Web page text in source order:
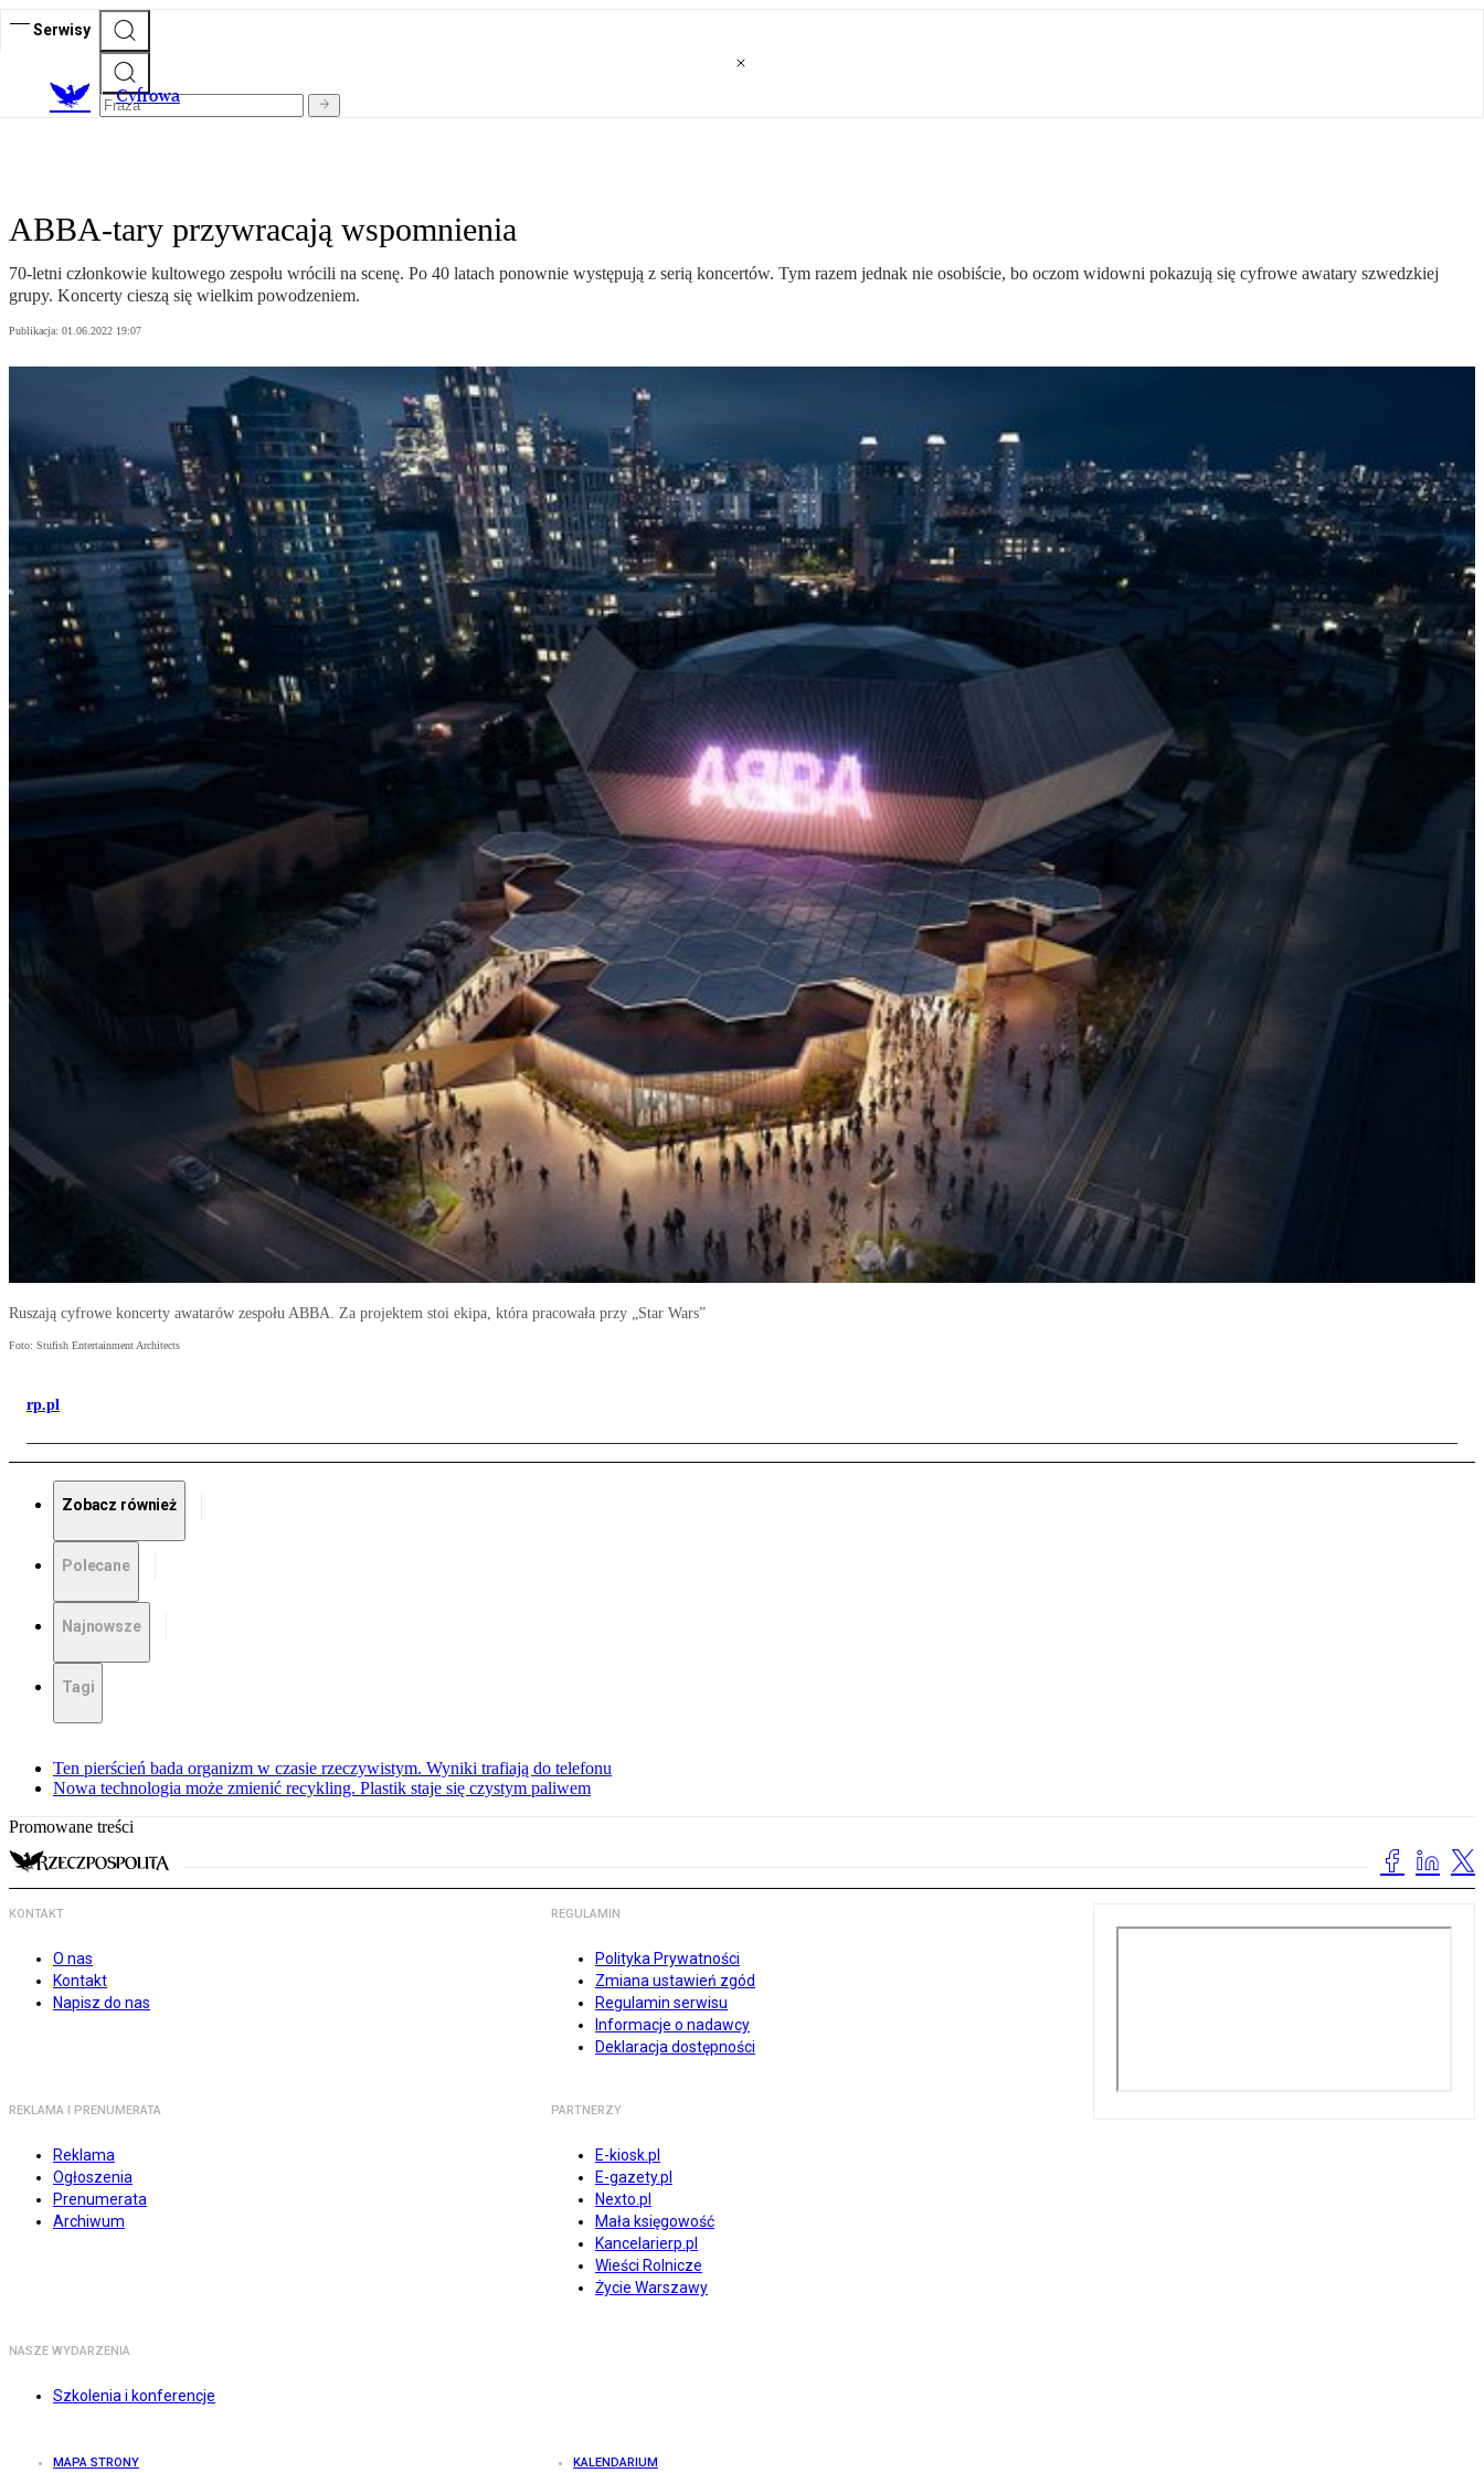
Serwisy
Cyfrowa
ABBA-tary przywracają wspomnienia
70-letni członkowie kultowego zespołu wrócili na scenę. Po 40 latach ponownie występują z serią koncertów. Tym razem jednak nie osobiście, bo oczom widowni pokazują się cyfrowe awatary szwedzkiej
grupy. Koncerty cieszą się wielkim powodzeniem.
Publikacja: 01.06.2022 19:07
Ruszają cyfrowe koncerty awatarów zespołu ABBA. Za projektem stoi ekipa, która pracowała przy „Star Wars”
Foto: Stufish Entertainment Architects
rp.pl
Zobacz również
Polecane
Najnowsze
Tagi
Ten pierścień bada organizm w czasie rzeczywistym. Wyniki trafiają do telefonu
Nowa technologia może zmienić recykling. Plastik staje się czystym paliwem
Promowane treści
KONTAKT
O nas
Kontakt
Napisz do nas
REGULAMIN
Polityka Prywatności
Zmiana ustawień zgód
Regulamin serwisu
Informacje o nadawcy
Deklaracja dostępności
REKLAMA I PRENUMERATA
Reklama
Ogłoszenia
Prenumerata
Archiwum
PARTNERZY
E-kiosk.pl
E-gazety.pl
Nexto.pl
Mała księgowość
Kancelarierp.pl
Wieści Rolnicze
Życie Warszawy
NASZE WYDARZENIA
Szkolenia i konferencje
MAPA STRONY KALENDARIUM